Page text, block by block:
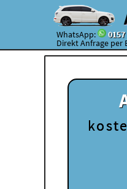
WhatsApp: 0157
Direkt Anfrage per